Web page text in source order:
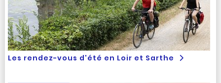
Les rendez-vous d'été en Loir et Sarthe